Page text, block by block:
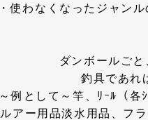
・使わなくなったジャン
ダンボールご
釣具であれ
～例として～竿、ﾘｰﾙ（各
ルアー用品淡水用品、フ